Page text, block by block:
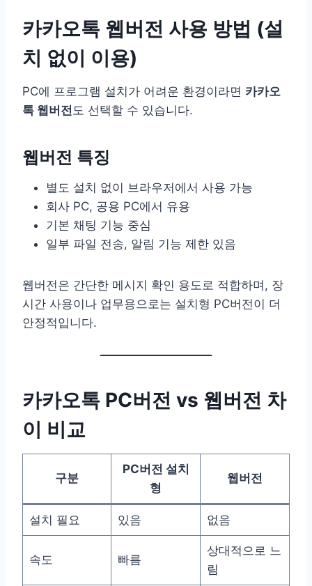
카카오톡 웹버전 사용 방법 (설
치 없이 이용)
PC에 프로그램 설치가 어려운 환경이라면 카카오
톡 웹버전 도 선택할 수 있습니다.
웹버전 특징
별도 설치 없이 브라우저에서 사용 가능
회사 PC, 공용 PC에서 유용
기본 채팅 기능 중심
일부 파일 전송, 알림 기능 제한 있음
웹버전은 간단한 메시지 확인 용도로 적합하며, 장
시간 사용이나 업무용으로는 설치형 PC버전이 더
안정적입니다.
카카오톡 PC버전 vs 웹버전 차
이 비교
구분
PC버전 설치
형
웹버전
설치 필요 있음 없음
속도 빠름
상대적으로 느
림